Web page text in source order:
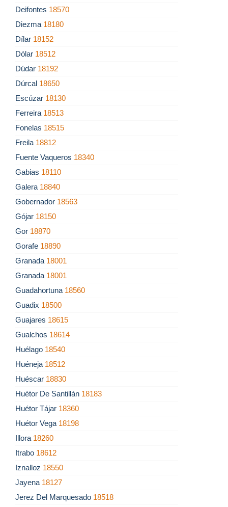
Deifontes 18570
Diezma 18180
Dílar 18152
Dólar 18512
Dúdar 18192
Dúrcal 18650
Escúzar 18130
Ferreira 18513
Fonelas 18515
Freila 18812
Fuente Vaqueros 18340
Gabias 18110
Galera 18840
Gobernador 18563
Gójar 18150
Gor 18870
Gorafe 18890
Granada 18001
Granada 18001
Guadahortuna 18560
Guadix 18500
Guajares 18615
Gualchos 18614
Huélago 18540
Huéneja 18512
Huéscar 18830
Huétor De Santillán 18183
Huétor Tájar 18360
Huétor Vega 18198
Illora 18260
Itrabo 18612
Iznalloz 18550
Jayena 18127
Jerez Del Marquesado 18518